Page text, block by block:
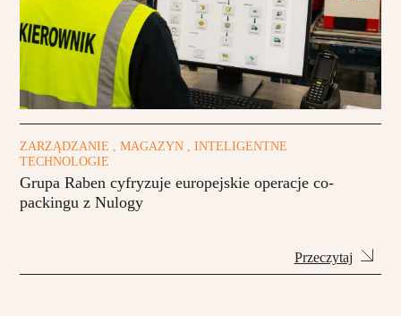
ZARZĄDZANIE , MAGAZYN , INTELIGENTNE
TECHNOLOGIE
Grupa Raben cyfryzuje europejskie operacje co-
packingu z Nulogy
Przeczytaj